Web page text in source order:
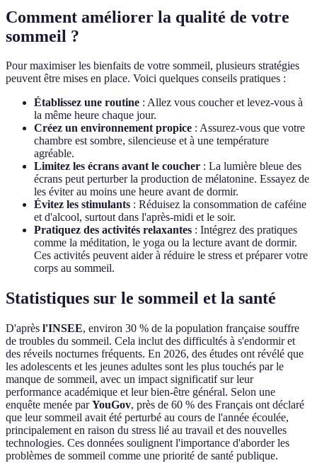
Comment améliorer la qualité de votre
sommeil ?
Pour maximiser les bienfaits de votre sommeil, plusieurs stratégies
peuvent être mises en place. Voici quelques conseils pratiques :
Établissez une routine : Allez vous coucher et levez-vous à
la même heure chaque jour.
Créez un environnement propice : Assurez-vous que votre
chambre est sombre, silencieuse et à une température
agréable.
Limitez les écrans avant le coucher : La lumière bleue des
écrans peut perturber la production de mélatonine. Essayez de
les éviter au moins une heure avant de dormir.
Évitez les stimulants : Réduisez la consommation de caféine
et d'alcool, surtout dans l'après-midi et le soir.
Pratiquez des activités relaxantes : Intégrez des pratiques
comme la méditation, le yoga ou la lecture avant de dormir.
Ces activités peuvent aider à réduire le stress et préparer votre
corps au sommeil.
Statistiques sur le sommeil et la santé
D'après l'INSEE, environ 30 % de la population française souffre
de troubles du sommeil. Cela inclut des difficultés à s'endormir et
des réveils nocturnes fréquents. En 2026, des études ont révélé que
les adolescents et les jeunes adultes sont les plus touchés par le
manque de sommeil, avec un impact significatif sur leur
performance académique et leur bien-être général. Selon une
enquête menée parYouGov, près de 60 % des Français ont déclaré
que leur sommeil avait été perturbé au cours de l'année écoulée,
principalement en raison du stress lié au travail et des nouvelles
technologies. Ces données soulignent l'importance d'aborder les
problèmes de sommeil comme une priorité de santé publique.